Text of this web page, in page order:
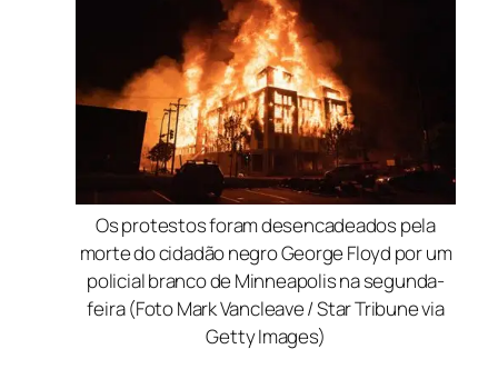
Os protestos foram desencadeados pela
morte do cidadão negro George Floyd por um
policial branco de Minneapolis na segunda-
feira (Foto Mark Vancleave / Star Tribune via
Getty Images)